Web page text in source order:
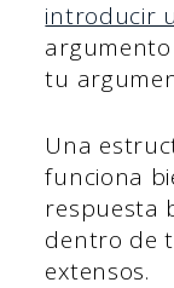
introducir
tu
Una
funciona
respuesta
dentro de
extensos.